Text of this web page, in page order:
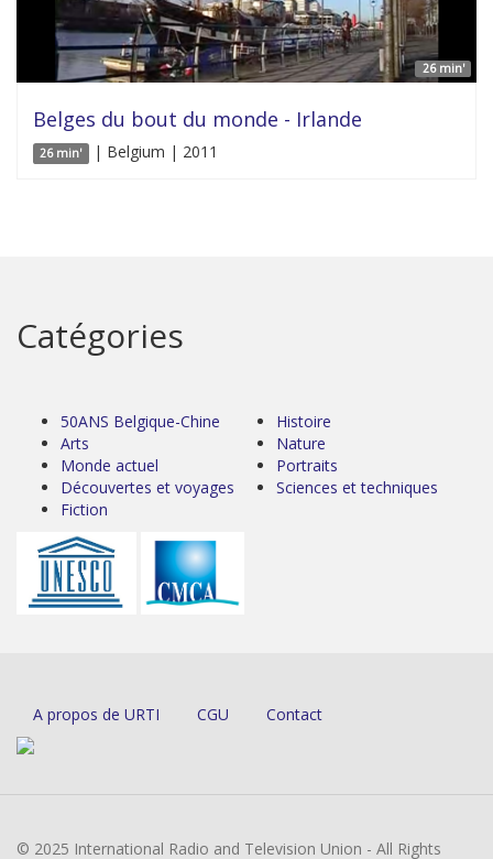
26 min'
Belges du bout du monde - Irlande
26 min' | Belgium | 2011
Catégories
50ANS Belgique-Chine
Arts
Monde actuel
Découvertes et voyages
Fiction
Histoire
Nature
Portraits
Sciences et techniques
A propos de URTI CGU Contact
© 2025 International Radio and Television Union - All Rights